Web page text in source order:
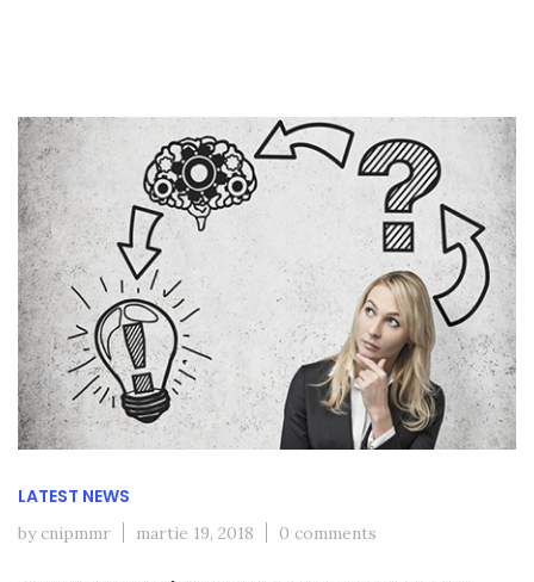
LATEST NEWS
by cnipmmr martie 19, 2018 0 comments